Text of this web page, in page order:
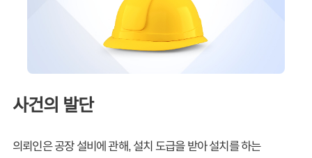
사건의 발단
의뢰인은 공장 설비에 관해, 설치 도급을 받아 설치를 하는